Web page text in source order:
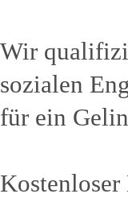
Wir
sozialen
für ein